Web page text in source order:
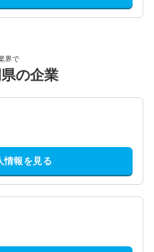
界で
の企業
情報を見る